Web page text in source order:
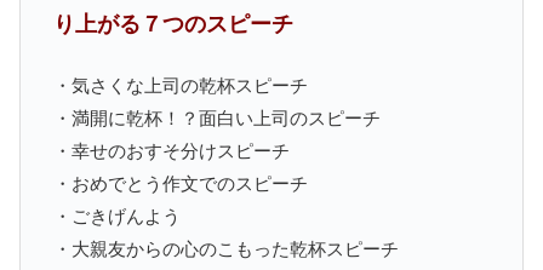
り上がる７つのスピーチ
・気さくな上司の乾杯スピーチ
・満開に乾杯！？面白い上司のスピーチ
・幸せのおすそ分けスピーチ
・おめでとう作文でのスピーチ
・ごきげんよう
・大親友からの心のこもった乾杯スピーチ